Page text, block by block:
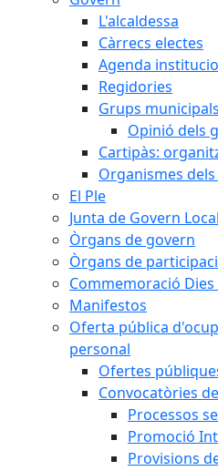
L'alcaldessa
Càrrecs electes
Agenda
Regidories
Grups municipals
Opinió dels
Cartipàs:
Organismes
El Ple
Junta de Govern Local
Òrgans de govern
Òrgans de
Commemoració
Manifestos
Oferta pública
personal
Ofertes
Convocatòries
Processos
Promoció
Provisions